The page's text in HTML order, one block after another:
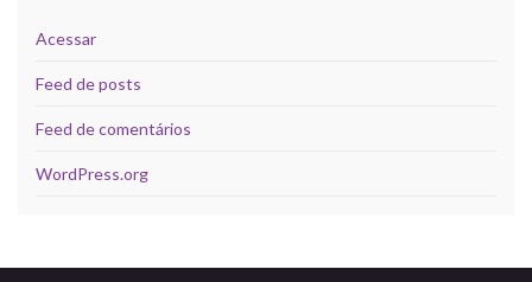
Acessar
Feed de posts
Feed de comentários
WordPress.org